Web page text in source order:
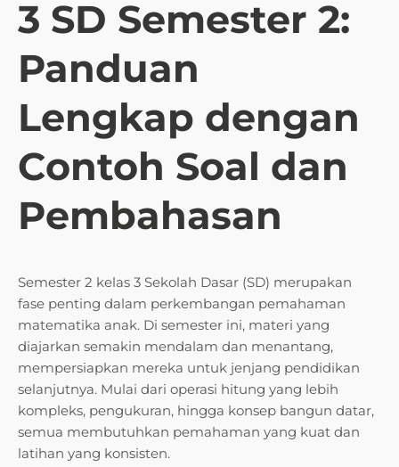
3 SD Semester 2:
Panduan
Lengkap dengan
Contoh Soal dan
Pembahasan
Semester 2 kelas 3 Sekolah Dasar (SD) merupakan
fase penting dalam perkembangan pemahaman
matematika anak. Di semester ini, materi yang
diajarkan semakin mendalam dan menantang,
mempersiapkan mereka untuk jenjang pendidikan
selanjutnya. Mulai dari operasi hitung yang lebih
kompleks, pengukuran, hingga konsep bangun datar,
semua membutuhkan pemahaman yang kuat dan
latihan yang konsisten.